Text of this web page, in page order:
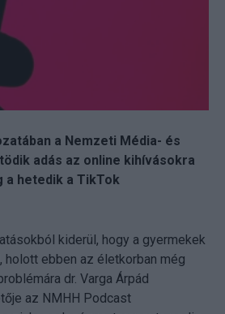
a Nemzeti Média- és
adás az online kihívásokra
a hetedik a TikTok
kiderül, hogy a gyermekek
ebben az életkorban még
dr. Varga Árpád
az NMHH Podcast